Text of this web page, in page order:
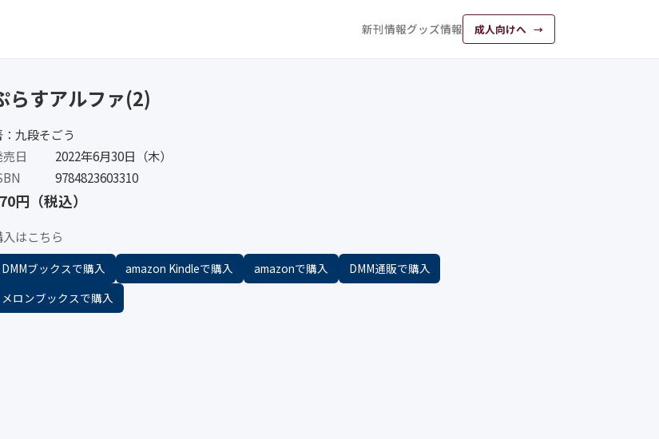
新刊情報グッズ情報 成人向けへ
らすアルファ(2)
九段そごう
日
2022年6月30日（木）
9784823603310
円（税込）
入はこちら
DMMブックスで購入 amazon Kindleで購入 amazonで購入
DMM通販で購入
メロンブックスで購入